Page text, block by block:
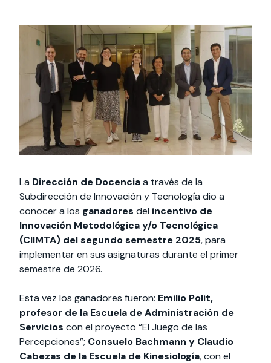
Especialidades y
estadías
Te puede
interesar:
International
students
Facultades
Extensión Cultural
Te puede interesar: Filantropía y Donaciones
Servicios y apoyos
Te puede
interesar:
Explora el campus
Uandes
Noticias
estudiantiles
La Dirección de Docenciaa través de la
Subdirección de Innovación y Tecnología dio a
conocer a los ganadores del incentivo de
Innovación Metodológica y/o Tecnológica
(CIIMTA) del segundo semestre 2025, para
implementar en sus asignaturas durante el primer
semestre de 2026.
Esta vez los ganadores fueron: Emilio Polit,
profesor de la Escuela de Administración de
Servicios con el proyecto “El Juego de las
Percepciones”; Consuelo Bachmann y Claudio
Cabezas de la Escuela de Kinesiología, con el